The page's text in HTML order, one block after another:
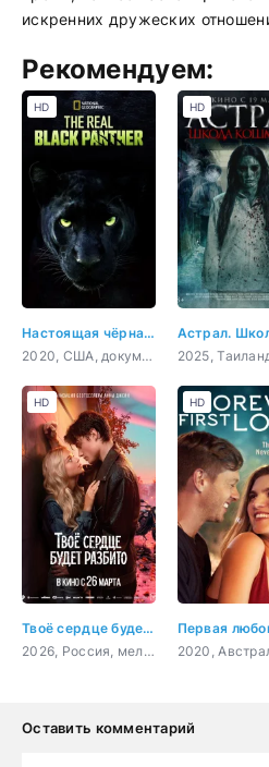
искренних дружеских
Рекомендуем:
Настоящая чёрная пантера
2020, США, документальный, короткометражка
HD HD
Твоё сердце будет разбито
2026, Россия, мелодрама
HD HD
Оставить комментарий